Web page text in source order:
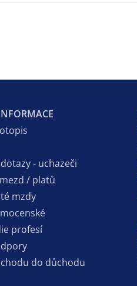
- uchazeči
/ platů
mzdy
profesí
do důchodu